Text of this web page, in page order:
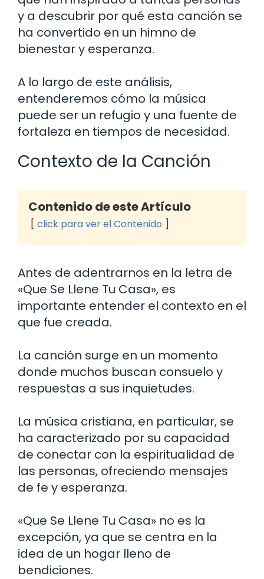
y a descubrir por qué esta canción se
ha convertido en un himno de
bienestar y esperanza.
A lo largo de este análisis,
entenderemos cómo la música
puede ser un refugio y una fuente de
fortaleza en tiempos de necesidad.
Contexto de la Canción
Contenido de este Artículo
click para ver el Contenido
Antes de adentrarnos en la letra de
«Que Se Llene Tu Casa», es
importante entender el contexto en el
que fue creada.
La canción surge en un momento
donde muchos buscan consuelo y
respuestas a sus inquietudes.
La música cristiana, en particular, se
ha caracterizado por su capacidad
de conectar con la espiritualidad de
las personas, ofreciendo mensajes
de fe y esperanza.
«Que Se Llene Tu Casa» no es la
excepción, ya que se centra en la
idea de un hogar lleno de
bendiciones.